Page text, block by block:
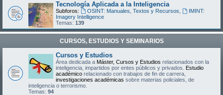
Tecnología Aplicada a la Inteligencia
Subforos: OSINT: Manuales, Textos y Recursos
IMINT:
Imagery Intelligence
Temas: 139
CURSOS, ESTUDIOS Y SEMINARIOS
Cursos y Estudios
Área dedicada a Máster, Cursos y Estudios relacionados con la
inteligencia, impartidos por entes públicos y privados. Estudio
académico relacionado con trabajos de fin de carrera,
investigaciones académicas sobre materias policiales, de
inteligencia o terrorismo.
Temas: 94